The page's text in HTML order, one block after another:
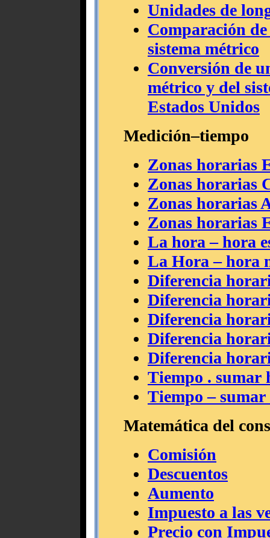
Unidades de
Comparación
sistema métrico
Conversión de
métrico y del
Estados Unidos
Medición–tiempo
Zonas horarias
Zonas horarias
Zonas horarias
Zonas horarias
La hora – hora
La Hora – hora
Diferencia
Diferencia
Diferencia
Diferencia
Diferencia
Tiempo . sumar
Tiempo – sumar
Matemática del
Comisión
Descuentos
Aumento
Impuesto a las
Precio con